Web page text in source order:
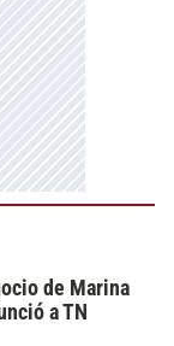
de Marina
a TN